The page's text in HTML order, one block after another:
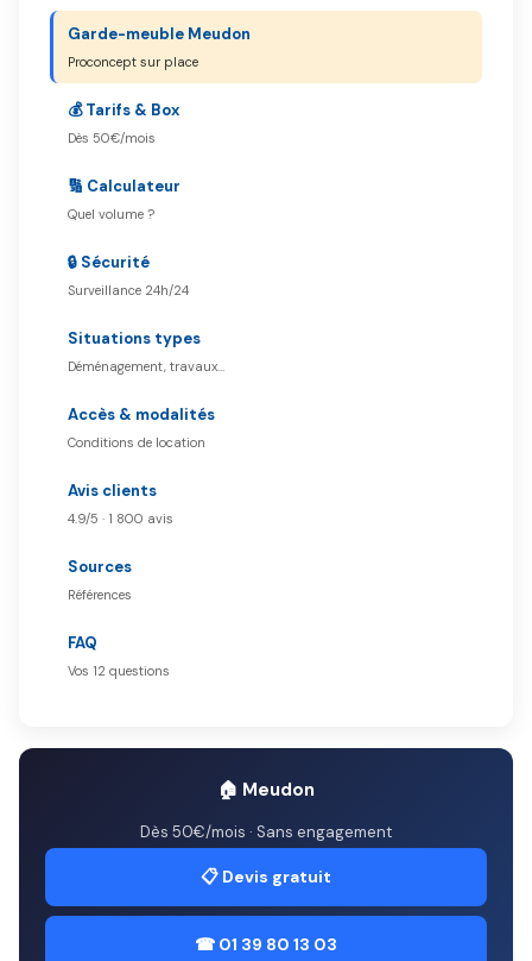
Garde-meuble Meudon
Proconcept sur place
💰 Tarifs & Box
Dès 50€/mois
🔢 Calculateur
Quel volume ?
🔒 Sécurité
Surveillance 24h/24
Situations types
Déménagement, travaux…
Accès & modalités
Conditions de location
Avis clients
4.9/5 · 1 800 avis
Sources
Références
FAQ
Vos 12 questions
🏠 Meudon
Dès 50€/mois · Sans engagement
📋 Devis gratuit
☎ 01 39 80 13 03